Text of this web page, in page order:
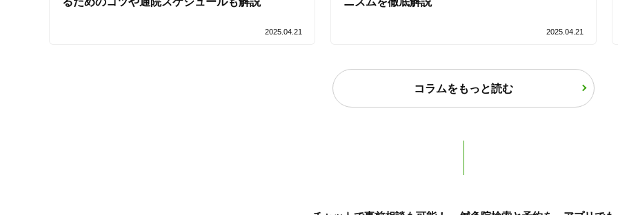
2025.04.21 2025.04.21
コラムをもっと読む